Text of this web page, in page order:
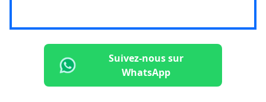
Suivez-nous sur
WhatsApp